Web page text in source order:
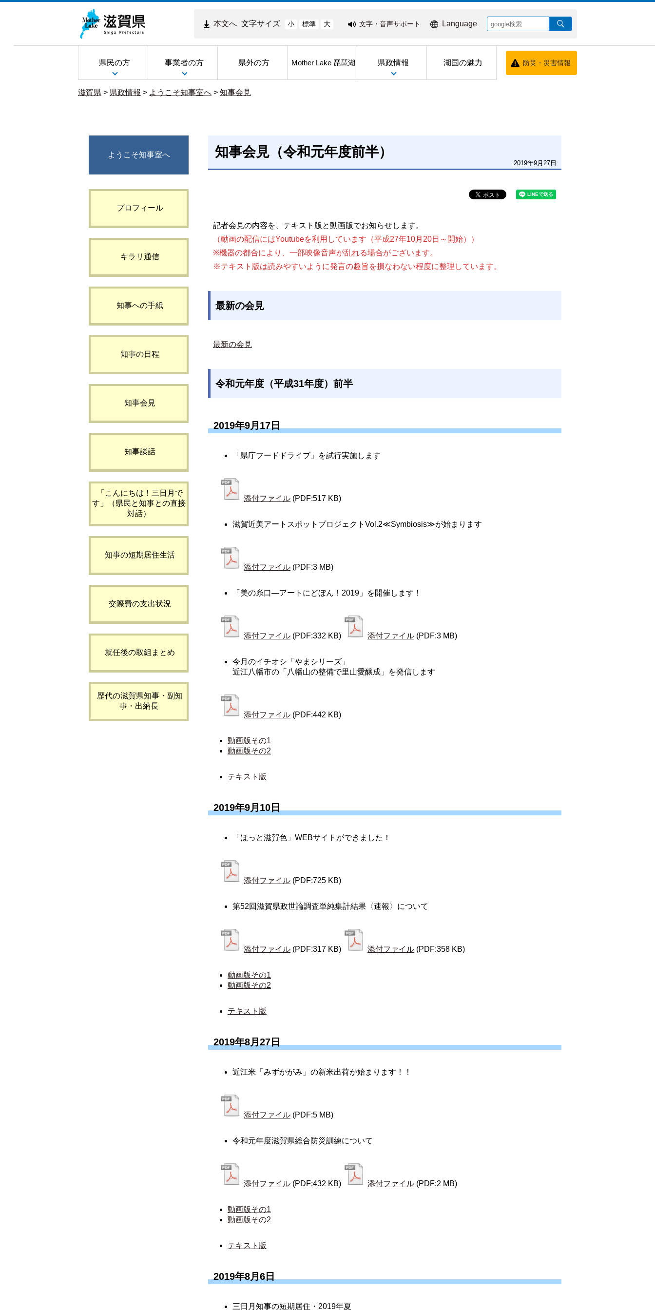
本文へ 文字サイズ 小 標準 大 文字・音声サポート Language
県民の方 事業者の方 県外の方 Mother Lake 琵琶湖 県政情報 湖国の魅力 防災・災害情報
滋賀県 > 県政情報 > ようこそ知事室へ > 知事会見
ようこそ知事室へ
プロフィール
キラリ通信
知事への手紙
知事の日程
知事会見
知事談話
「こんにちは！三日月で
す」（県民と知事との直接
対話）
知事の短期居住生活
交際費の支出状況
就任後の取組まとめ
歴代の滋賀県知事・副知
事・出納長
知事会見（令和元年度前半）
2019年9月27日
記者会見の内容を、テキスト版と動画版でお知らせします。
（動画の配信にはYoutubeを利用しています（平成27年10月20日～開始））
※機器の都合により、一部映像音声が乱れる場合がございます。
※テキスト版は読みやすいように発言の趣旨を損なわない程度に整理しています。
最新の会見
最新の会見
令和元年度（平成31年度）前半
2019年9月17日
「県庁フードドライブ」を試行実施します
添付ファイル (PDF:517 KB)
滋賀近美アートスポットプロジェクトVol.2≪Symbiosis≫が始まります
添付ファイル (PDF:3 MB)
「美の糸口―アートにどぼん！2019」を開催します！
添付ファイル (PDF:332 KB) 添付ファイル (PDF:3 MB)
今月のイチオシ「やまシリーズ」
近江八幡市の「八幡山の整備で里山愛醸成」を発信します
添付ファイル (PDF:442 KB)
動画版その1
動画版その2
テキスト版
2019年9月10日
「ほっと滋賀色」WEBサイトができました！
添付ファイル (PDF:725 KB)
第52回滋賀県政世論調査単純集計結果〈速報〉について
添付ファイル (PDF:317 KB) 添付ファイル (PDF:358 KB)
動画版その1
動画版その2
テキスト版
2019年8月27日
近江米「みずかがみ」の新米出荷が始まります！！
添付ファイル (PDF:5 MB)
令和元年度滋賀県総合防災訓練について
添付ファイル (PDF:432 KB) 添付ファイル (PDF:2 MB)
動画版その1
動画版その2
テキスト版
2019年8月6日
三日月知事の短期居住・2019年夏